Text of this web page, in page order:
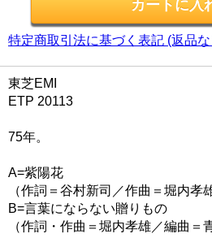
特定商取引法に基づく表記 (返品
東芝EMI
ETP 20113
75年。
A=紫陽花
（作詞＝谷村新司／作曲＝堀内孝
B=言葉にならない贈りもの
（作詞・作曲＝堀内孝雄／編曲＝